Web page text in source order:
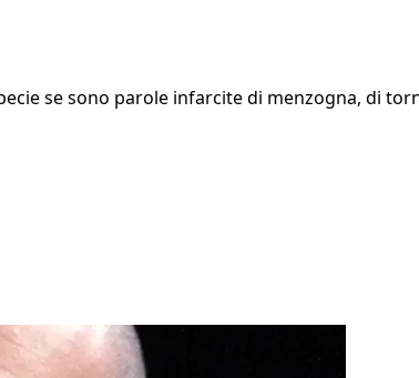
se sono parole infarcite di menzogna, di